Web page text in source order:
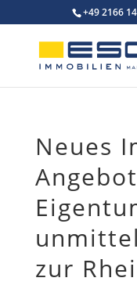
to
content
+49 2166
Neues
zur